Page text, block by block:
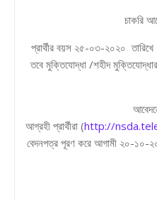
চাকরি
প্রার্থীর বয়স ২৫-০৩-২০২০
তবে মুক্তিযোদ্ধা /শহীদ
আগ্রহী প্রার্থীরা (http://
বেদনপত্র পূরণ করে আগামী ২০-১০-